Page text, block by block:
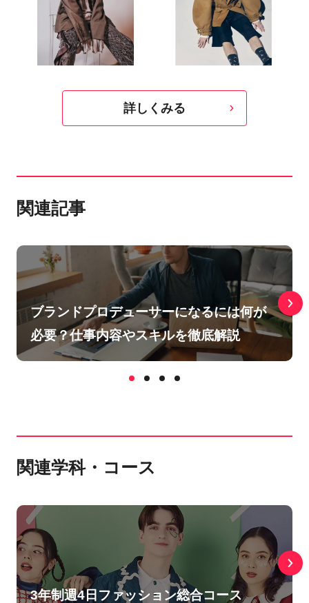
詳しくみる
関連記事
ブランドプロデューサーになるには何が
必要？仕事内容やスキルを徹底解説
関連学科・コース
3年制週4日ファッション総合コース